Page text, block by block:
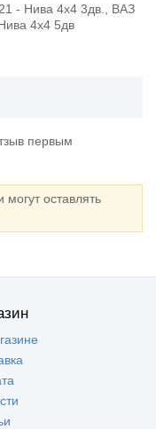
- Нива 4х4 3дв., ВАЗ
4х4 5дв
первым
могут оставлять